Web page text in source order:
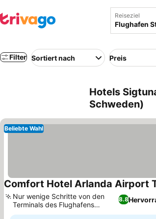
Reiseziel
Filter Sortiert nach Preis
Hotels
Schweden)
Beliebte Wahl
Comfort Hotel Arlanda Airport
8.8
Nur wenige Schritte von den
Terminals des Flughafens
Arlanda entfernt